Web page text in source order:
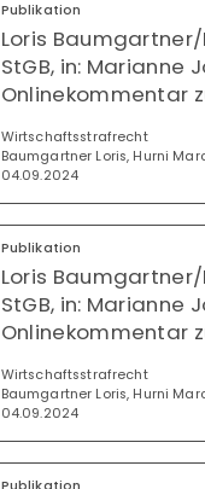
Publikation
Loris
StGB, in: Marianne
Onlinekommentar
Wirtschaftsstrafrecht
Baumgartner Loris, Hurni
04.09.2024
Publikation
Loris
StGB, in: Marianne
Onlinekommentar
Wirtschaftsstrafrecht
Baumgartner Loris, Hurni
04.09.2024